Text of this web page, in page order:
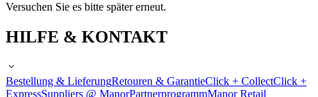
Versuchen Sie es bitte später erneut.
HILFE & KONTAKT
Bestellung & LieferungRetouren & GarantieClick + CollectClick +
ExpressSuppliers @ ManorPartnerprogrammManor Retail